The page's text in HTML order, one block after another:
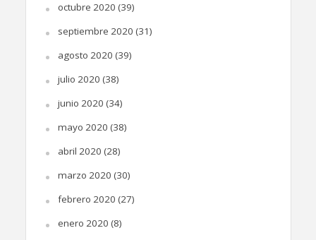
octubre 2020 (39)
septiembre 2020 (31)
agosto 2020 (39)
julio 2020 (38)
junio 2020 (34)
mayo 2020 (38)
abril 2020 (28)
marzo 2020 (30)
febrero 2020 (27)
enero 2020 (8)